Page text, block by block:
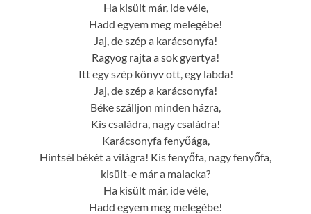
Ha kisült már, ide véle,
Hadd egyem meg melegébe!
Jaj, de szép a karácsonyfa!
Ragyog rajta a sok gyertya!
Itt egy szép könyv ott, egy labda!
Jaj, de szép a karácsonyfa!
Béke szálljon minden házra,
Kis családra, nagy családra!
Karácsonyfa fenyőága,
Hintsél békét a világra! Kis fenyőfa, nagy fenyőfa,
kisült-e már a malacka?
Ha kisült már, ide véle,
Hadd egyem meg melegébe!